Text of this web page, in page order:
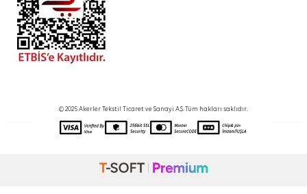
© 2025 Akerler Tekstil Ticaret ve Sanayi A.Ş. Tüm hakları saklıdır.